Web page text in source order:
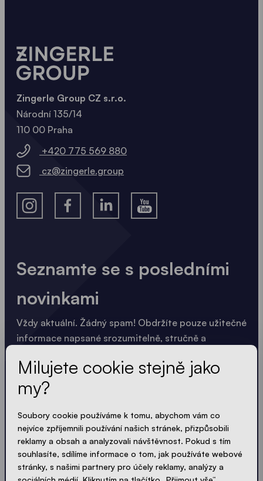
Seznamte se s posledními
novinkami
Vždy aktuální. Žádný spam! Obdržíte pouze užitečné
informace napsané srozumitelně, stručně a
Odeslat
LOADING - LOADING - LOADING - LOADING -
Zingerle Group CZ s.r.o.
Národní 135/14
110 00 Praha
+420 775 569 880
cz@zingerle.group
Milujete cookie stejně jako
my?
Soubory cookie používáme k tomu, abychom vám co
nejvíce zpříjemnili používání našich stránek, přizpůsobili
reklamy a obsah a analyzovali návštěvnost. Pokud s tím
souhlasíte, sdílíme informace o tom, jak používáte webové
stránky, s našimi partnery pro účely reklamy, analýzy a